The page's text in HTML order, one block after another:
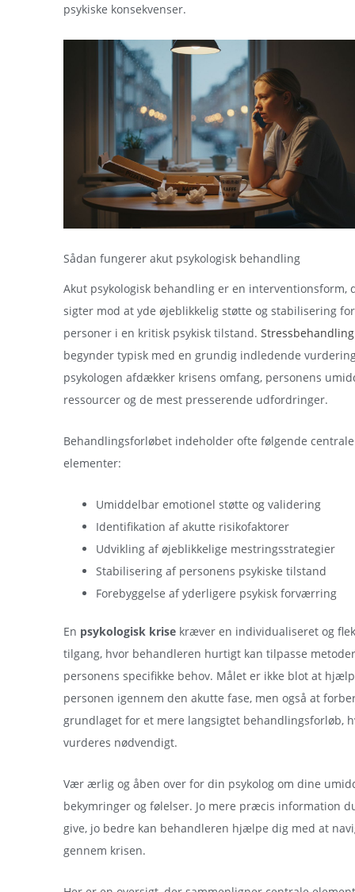
psykiske konsekvenser.
Sådan fungerer akut psykologisk behandling
Akut psykologisk behandling er en interventionsform,
sigter mod at yde øjeblikkelig støtte og stabilisering for
personer i en kritisk psykisk tilstand. Stressbehandling
begynder typisk med en grundig indledende
psykologen afdækker krisens omfang, personens
ressourcer og de mest presserende udfordringer.
Behandlingsforløbet indeholder ofte følgende centrale
elementer:
Umiddelbar emotionel støtte og validering
Identifikation af akutte risikofaktorer
Udvikling af øjeblikkelige mestringsstrategier
Stabilisering af personens psykiske tilstand
Forebyggelse af yderligere psykisk forværring
En psykologisk krise kræver en individualiseret og
tilgang, hvor behandleren hurtigt kan tilpasse
personens specifikke behov. Målet er ikke blot at
personen igennem den akutte fase, men også at
grundlaget for et mere langsigtet behandlingsforløb,
vurderes nødvendigt.
Vær ærlig og åben over for din psykolog om dine
bekymringer og følelser. Jo mere præcis information
give, jo bedre kan behandleren hjælpe dig med at
gennem krisen.